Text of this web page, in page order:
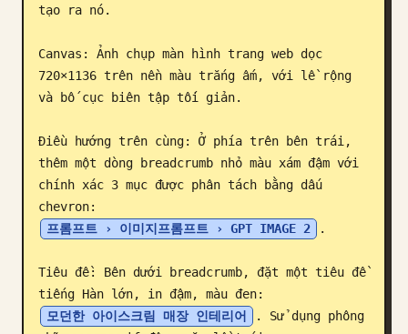
Cập nhật
tạo ra nó.
Canvas: Ảnh chụp màn hình trang web dọc
720×1136 trên nền màu trắng ấm, với lề rộng
và bố cục biên tập tối giản.
Điều hướng trên cùng: Ở phía trên bên trái,
thêm một dòng breadcrumb nhỏ màu xám đậm với
chính xác 3 mục được phân tách bằng dấu
chevron:
프롬프트 › 이미지프롬프트 › GPT IMAGE 2
.
Tiêu đề: Bên dưới breadcrumb, đặt một tiêu đề
tiếng Hàn lớn, in đậm, màu đen:
모던한 아이스크림 매장 인테리어
. Sử dụng phông